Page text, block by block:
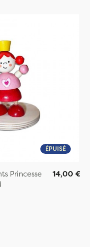
ÉPUISÉ
Princesse
14,00 €